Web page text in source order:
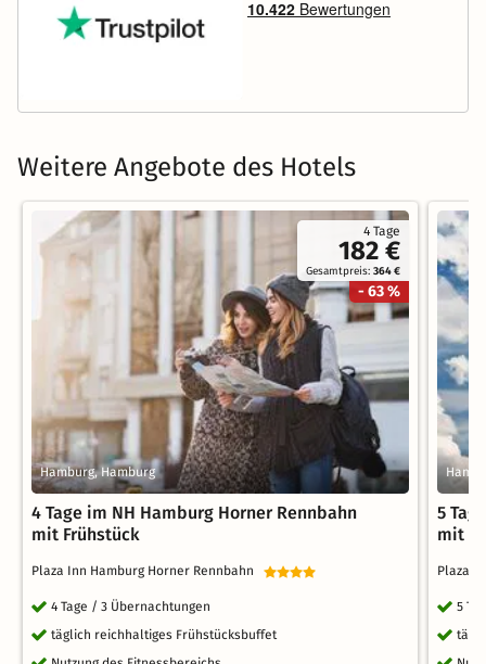
Weitere Angebote des Hotels
4 Tage
182 €
Gesamtpreis:364 €
- 63 %
Hamburg, Hamburg
4 Tage im NH Hamburg Horner Rennbahn
mit Frühstück
Plaza Inn Hamburg Horner Rennbahn
4 Tage / 3 Übernachtungen
täglich reichhaltiges Frühstücksbuffet
5
mit
Plaza
5